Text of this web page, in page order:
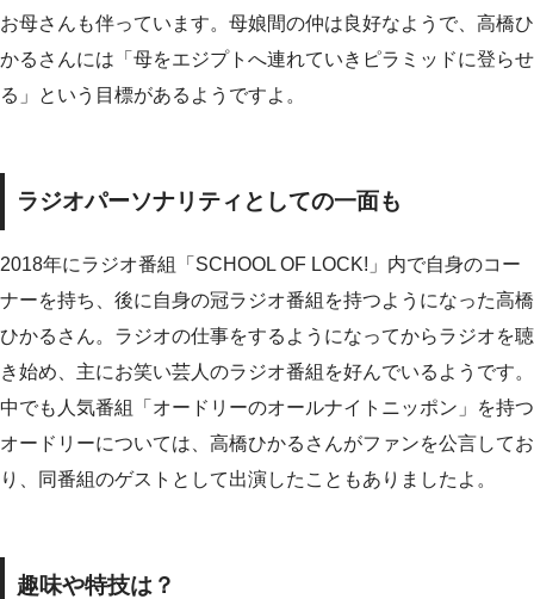
お母さんも伴っています。母娘間の仲は良好なようで、高橋ひ
かるさんには「母をエジプトへ連れていきピラミッドに登らせ
る」という目標があるようですよ。
ラジオパーソナリティとしての一面も
2018年にラジオ番組「SCHOOL OF LOCK!」内で自身のコー
ナーを持ち、後に自身の冠ラジオ番組を持つようになった高橋
ひかるさん。ラジオの仕事をするようになってからラジオを聴
き始め、主にお笑い芸人のラジオ番組を好んでいるようです。
中でも人気番組「オードリーのオールナイトニッポン」を持つ
オードリーについては、高橋ひかるさんがファンを公言してお
り、同番組のゲストとして出演したこともありましたよ。
趣味や特技は？